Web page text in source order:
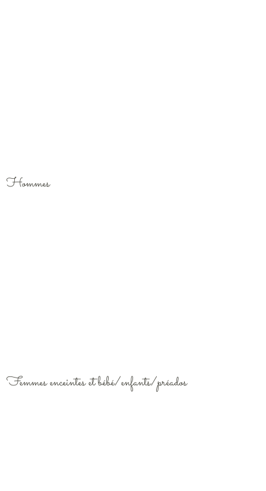
Hommes
Femmes enceintes et bébé/enfants/préados